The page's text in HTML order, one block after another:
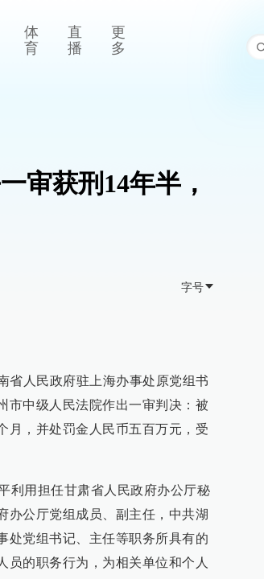
体
育
直
播
更
多
审获刑14年半，
字号
省人民政府驻上海办事处原党组书
市中级人民法院作出一审判决：被
月，并处罚金人民币五百万元，受
利用担任甘肃省人民政府办公厅秘
办公厅党组成员、副主任，中共湖
处党组书记、主任等职务所具有的
员的职务行为，为相关单位和个人